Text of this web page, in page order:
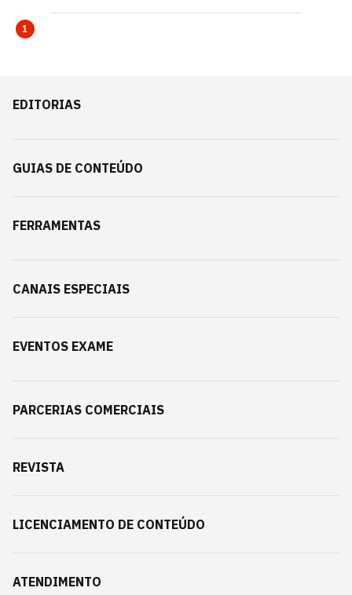
1
EDITORIAS
GUIAS DE CONTEÚDO
FERRAMENTAS
CANAIS ESPECIAIS
EVENTOS EXAME
PARCERIAS COMERCIAIS
REVISTA
LICENCIAMENTO DE CONTEÚDO
ATENDIMENTO